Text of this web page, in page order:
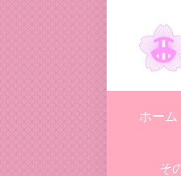
content
ホーム
そ